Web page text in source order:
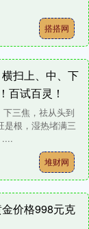
搭搭网
扫上、中、下
百试百灵！
三焦，祛从头到
是根，湿热堵满三
....
堆财网
价格998元克